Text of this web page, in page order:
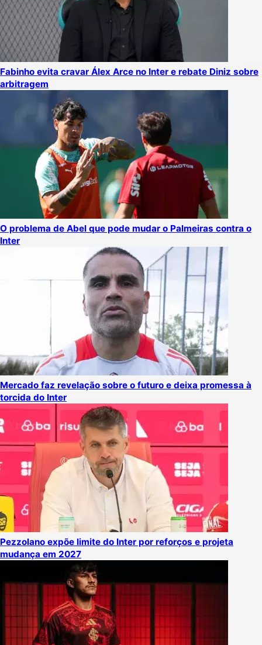
Fabinho evita cravar Álex Arce no Inter e rebate Diniz sobre
arbitragem
O problema de Abel que pode mudar o Palmeiras contra o
Inter
Mercado faz revelação sobre o futuro e deixa promessa à
torcida do Inter
Pezzolano expõe limite do Inter por reforços e projeta
mudança em 2027